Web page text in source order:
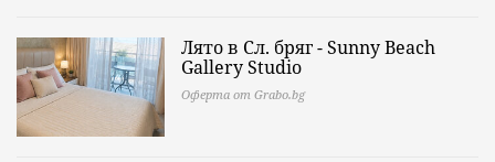
Лято в Сл. бряг - Sunny Beach
Gallery Studio
Оферта от Grabo.bg